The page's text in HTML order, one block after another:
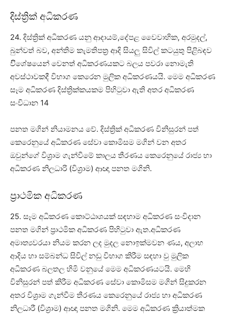
දිස්ත්‍රික් අධිකරණ
24. දිස්ත්‍රික් අධිකරණ යනු ආදායම්,දේපළ වෛවාහික, අරමුදල්,
බුන්වත් බව, අන්තිම කැමතිපත්‍ර ආදි සියලු සිවිල් කටයුතු පිළිබඳව
විිශේෂයෙන් වෙනත් අධිකරණයකට බලය පවරා නොමැති
අවස්ථාවකදී විභාග කෙරෙන මුලික අධිකරණයයි. මෙම අධිකරණ
සෑම අධිකරණ දිස්ත්‍රික්කයකම පිහිටුවා ඇති අතර අධිකරණ
සංවිධාන 14
පනත මගින් නියාමනය වේ. දිස්ත්‍රික් අධිකරණ විනිසුරන් පත්
කෙරෙනුයේ අධිකරණ සේවා කොමිසම මගින් වන අතර
ඔවුන්ගේ විශ්‍රාම ගැන්වීමේ කාලය තීරණය කෙරෙනුයේ රාජ්‍ය හා
අධිකරණ නිලධාරි (විශ්‍රාම) ආඥා පනත මගිනි.
ප්‍රාථමික අධිකරණ
25. සෑම අධිකරණ කොට්ඨාශයක් සඳහාම අධිකරණ සංවිදාන
පනත මගින් ප්‍රාථමික අධිකරණ පිහිටුවා ඇත.අධිකරණ
අමාත්‍යවරයා නියම කරන ලද මුදල නොඉක්මවන ණය, අලාභ
ආදිය හා සම්බන්ධ සිවිල් නඩු විභාග කිරීම සඳහා වු මුලික
අධිකරණ බලතල හිමි වනුයේ මෙම අධිකරණයටයි. මෙහි
විනිසුරන් පත් කිරීම අධිකරණ සේවා කොමිසම මගින් සිදුකරන
අතර විශ්‍රාම ගැන්වීම තීරණය කෙරෙනුයේ රාජ්‍ය හා අධිකරණ
නිලධාරී (විශ්‍රාම) ආඥා පනත මගිනි. මෙම අධිකරණ ක්‍රියාත්මක